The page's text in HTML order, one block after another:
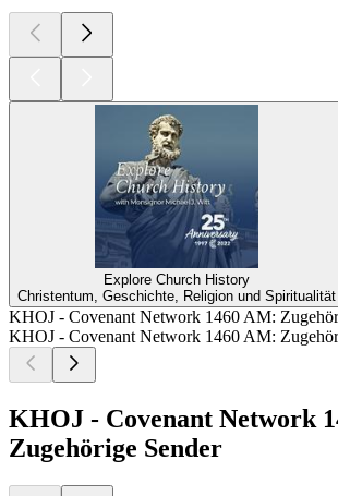
Explore Church History
Christentum, Geschichte, Religion und Spiritualität
KHOJ - Covenant Network 1460 AM:
KHOJ - Covenant Network 1460 AM:
KHOJ - Covenant Network
Zugehörige Sender